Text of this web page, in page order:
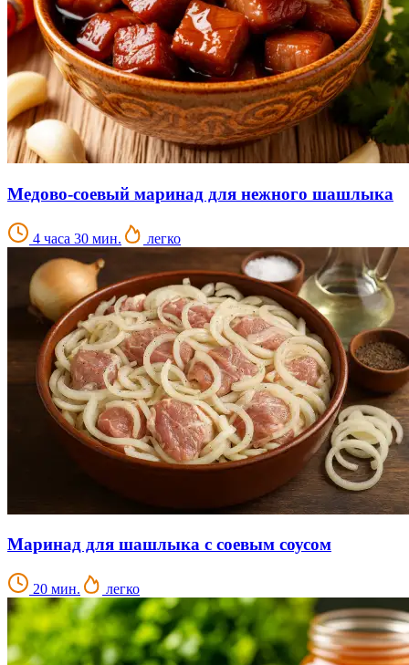
Медово-соевый маринад для нежного шашлыка
4 часа 30 мин. легко
Маринад для шашлыка с соевым соусом
20 мин. легко